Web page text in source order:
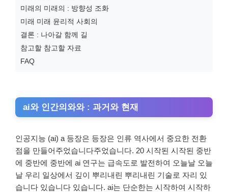
미래의 미래의 : 방향성 조화
미래 미래 윤리적 사회의
결론 : 나아갈 함께 길
참고할 참고할 자료
FAQ
ai와 인간의와와 : 과거와 현재
인공지능 (ai) a 등장은 등장은 인류 역사에서 중요한 전환
점을 만들어주었습니다주었습니다. 20 시작된 시작된 중반
에 중반에 중반에 ai 연구는 급속도로 발전하여 오늘날 오늘
날 우리 일상에서 깊이 뿌리내린 뿌리내린 기술로 자리 있
습니다 있습니다 있습니다. ai는 단순한는 시작하여 시작하